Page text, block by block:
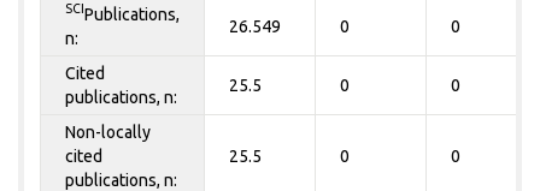
SCI Publications,
n:
26.549 0 0
Cited
publications, n:
25.5 0 0
Non-locally
cited
publications, n:
25.5 0 0